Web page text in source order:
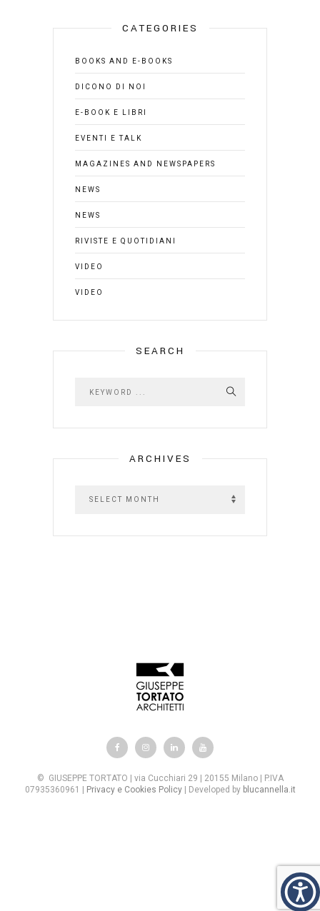
CATEGORIES
BOOKS AND E-BOOKS
DICONO DI NOI
E-BOOK E LIBRI
EVENTI E TALK
MAGAZINES AND NEWSPAPERS
NEWS
NEWS
RIVISTE E QUOTIDIANI
VIDEO
VIDEO
SEARCH
ARCHIVES
© GIUSEPPE TORTATO | via Cucchiari 29 | 20155 Milano | P.IVA
07935360961 |
Privacy e Cookies Policy| Developed by blucannella.it